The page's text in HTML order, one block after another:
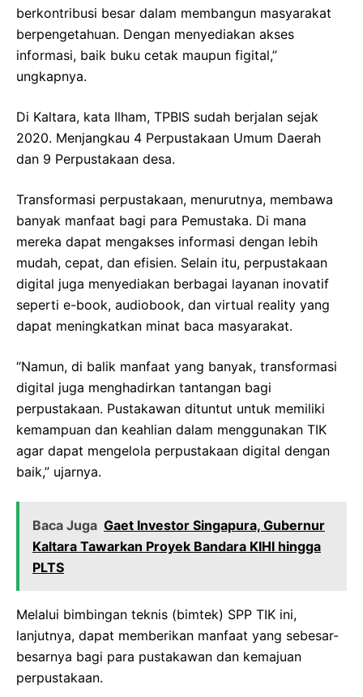
berkontribusi besar dalam membangun masyarakat
berpengetahuan. Dengan menyediakan akses
informasi, baik buku cetak maupun figital,”
ungkapnya.
Di Kaltara, kata Ilham, TPBIS sudah berjalan sejak
2020. Menjangkau 4 Perpustakaan Umum Daerah
dan 9 Perpustakaan desa.
Transformasi perpustakaan, menurutnya, membawa
banyak manfaat bagi para Pemustaka. Di mana
mereka dapat mengakses informasi dengan lebih
mudah, cepat, dan efisien. Selain itu, perpustakaan
digital juga menyediakan berbagai layanan inovatif
seperti e-book, audiobook, dan virtual reality yang
dapat meningkatkan minat baca masyarakat.
“Namun, di balik manfaat yang banyak, transformasi
digital juga menghadirkan tantangan bagi
perpustakaan. Pustakawan dituntut untuk memiliki
kemampuan dan keahlian dalam menggunakan TIK
agar dapat mengelola perpustakaan digital dengan
baik,” ujarnya.
Baca Juga Gaet Investor Singapura, Gubernur
Kaltara Tawarkan Proyek Bandara KIHI hingga
PLTS
Melalui bimbingan teknis (bimtek) SPP TIK ini,
lanjutnya, dapat memberikan manfaat yang sebesar-
besarnya bagi para pustakawan dan kemajuan
perpustakaan.